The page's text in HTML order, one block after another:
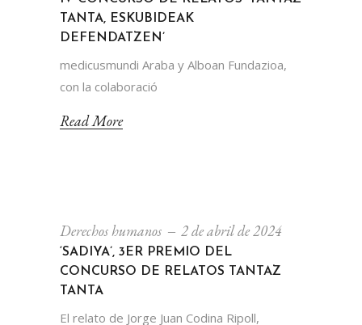
TANTA, ESKUBIDEAK
DEFENDATZEN’
medicusmundi Araba y Alboan Fundazioa,
con la co­laboració
Read More
Derechos humanos 2 de abril de 2024
‘SADIYA’, 3ER PREMIO DEL
CONCURSO DE RELATOS TANTAZ
TANTA
El relato de Jorge Juan Codina Ripoll,